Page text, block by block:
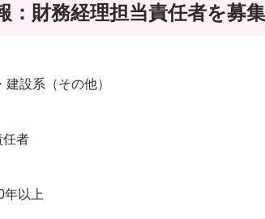
：財務経理担当責任者を募集
設系（その他）
任者
年以上